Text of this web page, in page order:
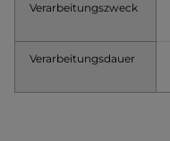
Verarbeitungszweck
Verarbeitungsdauer